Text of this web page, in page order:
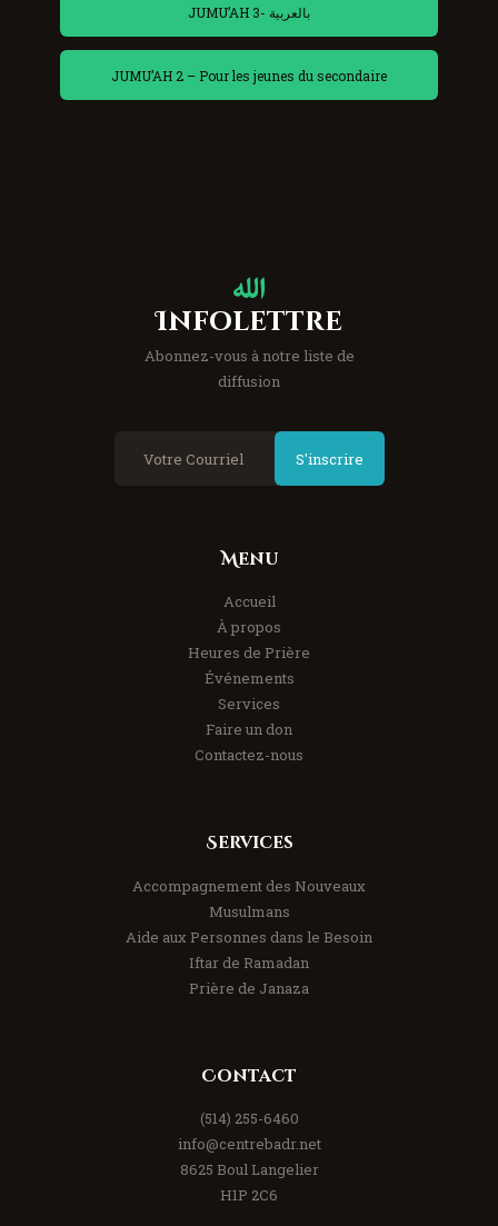
JUMU’AH 3- بالعربية
JUMU’AH 2 – Pour les jeunes du secondaire
Infolettre
Abonnez-vous à notre liste de
diffusion
S'inscrire
Menu
Accueil
À propos
Heures de Prière
Événements
Services
Faire un don
Contactez-nous
Services
Accompagnement des Nouveaux
Musulmans
Aide aux Personnes dans le Besoin
Iftar de Ramadan
Prière de Janaza
Contact
(514) 255-6460
info@centrebadr.net
8625 Boul Langelier
H1P 2C6